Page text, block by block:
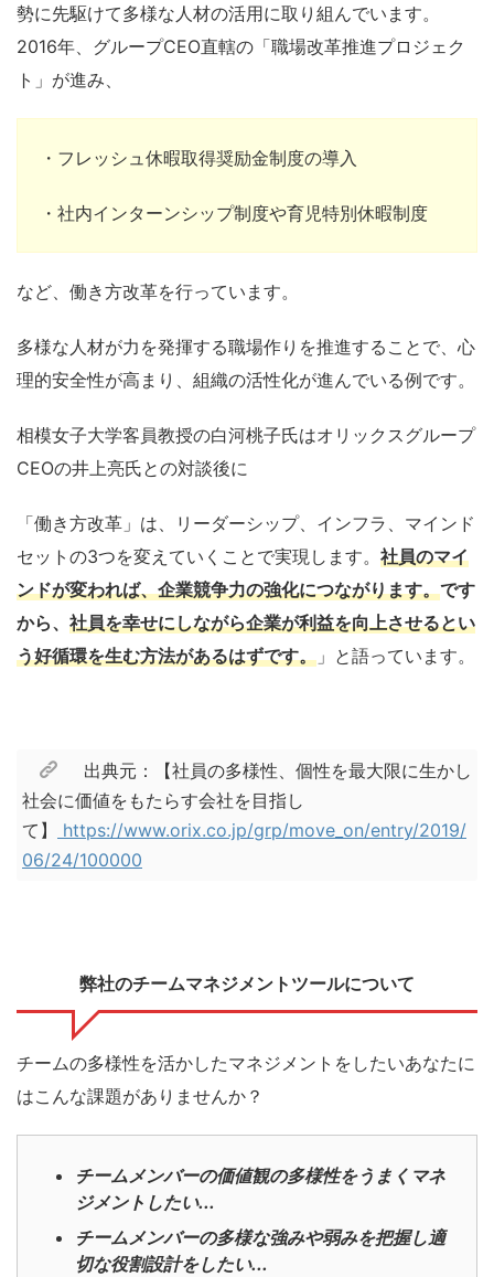
勢に先駆けて多様な人材の活用に取り組んでいます。
2016年、グループCEO直轄の「職場改革推進プロジェク
ト」が進み、
・フレッシュ休暇取得奨励金制度の導入
・社内インターンシップ制度や育児特別休暇制度
など、働き方改革を行っています。
多様な人材が力を発揮する職場作りを推進することで、心
理的安全性が高まり、組織の活性化が進んでいる例です。
相模女子大学客員教授の白河桃子氏はオリックスグループ
CEOの井上亮氏との対談後に
「働き方改革」は、リーダーシップ、インフラ、マインド
セットの3つを変えていくことで実現します。 社員のマイ
ンドが変われば、企業競争力の強化につながります。です
から、 社員を幸せにしながら企業が利益を向上させるとい
う好循環を生む方法があるはずです。 」と語っています。
出典元：【社員の多様性、個性を最大限に生かし
社会に価値をもたらす会社を目指し
て】
https://www.orix.co.jp/grp/move_on/entry/2019/
06/24/100000
弊社のチームマネジメントツールについて
チームの多様性を活かしたマネジメントをしたいあなたに
はこんな課題がありませんか？
チームメンバーの価値観の多様性をうまくマネ
ジメントしたい...
チームメンバーの多様な強みや弱みを把握し適
切な役割設計をしたい...